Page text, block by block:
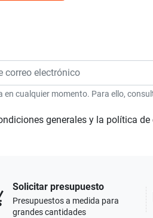
en cualquier momento. Para ello,
generales y la política
Solicitar presupuesto
Presupuestos a medida para
grandes cantidades